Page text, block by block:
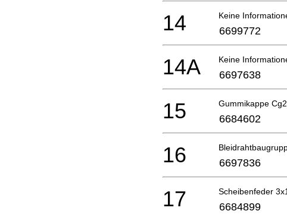
Keine
14 6699772
Keine
14A 6697638
Gummikappe
15 6684602
16 6697836
Scheibenfeder
17 6684899